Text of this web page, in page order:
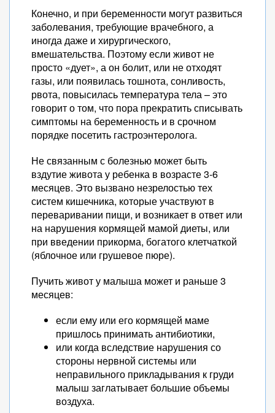
Конечно, и при беременности могут развиться
заболевания, требующие врачебного, а
иногда даже и хирургического,
вмешательства. Поэтому если живот не
просто «дует», а он болит, или не отходят
газы, или появилась тошнота, сонливость,
рвота, повысилась температура тела – это
говорит о том, что пора прекратить списывать
симптомы на беременность и в срочном
порядке посетить гастроэнтеролога.
Не связанным с болезнью может быть
вздутие живота у ребенка в возрасте 3-6
месяцев. Это вызвано незрелостью тех
систем кишечника, которые участвуют в
переваривании пищи, и возникает в ответ или
на нарушения кормящей мамой диеты, или
при введении прикорма, богатого клетчаткой
(яблочное или грушевое пюре).
Пучить живот у малыша может и раньше 3
месяцев:
если ему или его кормящей маме
пришлось принимать антибиотики,
или когда вследствие нарушения со
стороны нервной системы или
неправильного прикладывания к груди
малыш заглатывает большие объемы
воздуха.